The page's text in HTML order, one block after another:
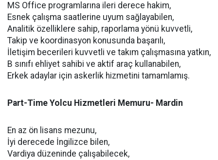
MS Office programlarına ileri derece hakim,
Esnek çalışma saatlerine uyum sağlayabilen,
Analitik özelliklere sahip, raporlama yönü kuvvetli,
Takip ve koordinasyon konusunda başarılı,
İletişim becerileri kuvvetli ve takım çalışmasına yatkın,
B sınıfı ehliyet sahibi ve aktif araç kullanabilen,
Erkek adaylar için askerlik hizmetini tamamlamış.
Part-Time Yolcu Hizmetleri Memuru- Mardin
En az ön lisans mezunu,
İyi derecede İngilizce bilen,
Vardiya düzeninde çalışabilecek,